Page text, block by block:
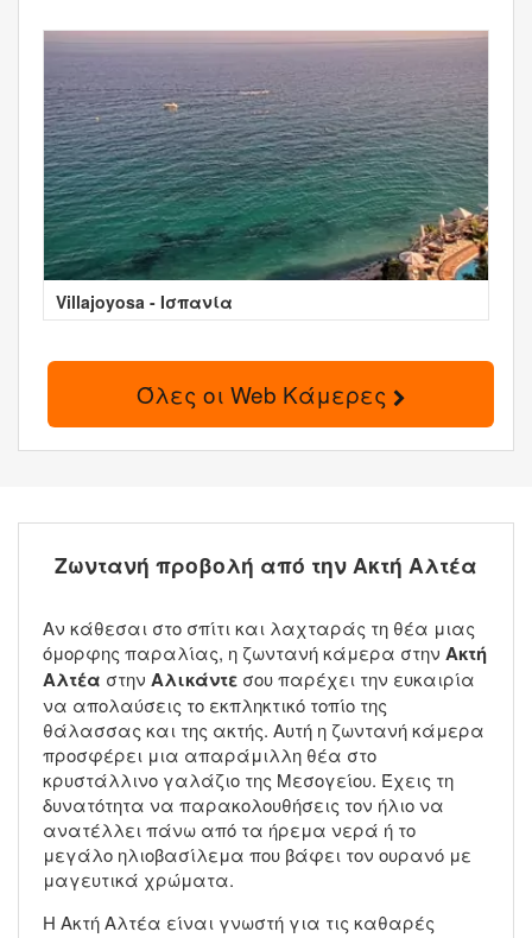
Villajoyosa - Ισπανία
Όλες οι Web Κάμερες
Ζωντανή προβολή από την Ακτή Αλτέα
Αν κάθεσαι στο σπίτι και λαχταράς τη θέα μιας
όμορφης παραλίας, η ζωντανή κάμερα στην Ακτή
Αλτέα στην Αλικάντε σου παρέχει την ευκαιρία
να απολαύσεις το εκπληκτικό τοπίο της
θάλασσας και της ακτής. Αυτή η ζωντανή κάμερα
προσφέρει μια απαράμιλλη θέα στο
κρυστάλλινο γαλάζιο της Μεσογείου. Έχεις τη
δυνατότητα να παρακολουθήσεις τον ήλιο να
ανατέλλει πάνω από τα ήρεμα νερά ή το
μεγάλο ηλιοβασίλεμα που βάφει τον ουρανό με
μαγευτικά χρώματα.
Η Ακτή Αλτέα είναι γνωστή για τις καθαρές